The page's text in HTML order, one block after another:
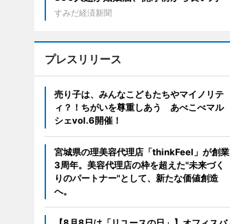
すみだ経済新聞
プレスリリース
売り子は、みんなこどもたちやマイノリテ
ィ？！ちがいを尊重しあう あべこべマル
シェvol.6開催！
宮城県の理美容代理店「thinkFeel」が創業
3周年。美容代理店の枠を超えた"未来づく
りのパートナー"として、新たな価値創造
へ。